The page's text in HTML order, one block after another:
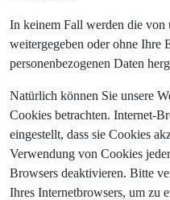
In keinem Fall werden die von
weitergegeben oder ohne
personenbezogenen Daten
Natürlich können Sie unsere
Cookies betrachten. Internet-
eingestellt, dass sie Cookies
Verwendung von Cookies
Browsers deaktivieren. Bitte
Ihres Internetbrowsers, um zu